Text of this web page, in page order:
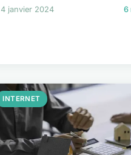
4 janvier 2024 6
INTERNET